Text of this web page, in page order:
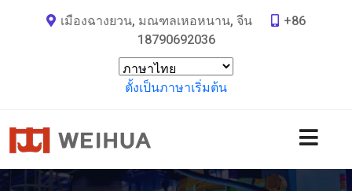
เมืองฉางยวน, มณฑลเหอหนาน, จีน
+86
18790692036
ตั้งเป็นภาษาเริ่มต้น